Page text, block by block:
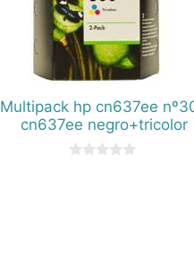
Multipack hp cn637ee
cn637ee negro+tricolor